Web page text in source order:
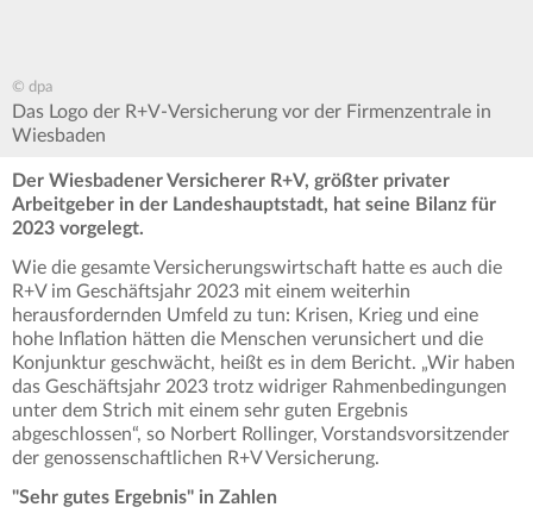
© dpa
Das Logo der R+V-Versicherung vor der Firmenzentrale in
Wiesbaden
Der Wiesbadener Versicherer R+V, größter privater
Arbeitgeber in der Landeshauptstadt, hat seine Bilanz für
2023 vorgelegt.
Wie die gesamte Versicherungswirtschaft hatte es auch die
R+V im Geschäftsjahr 2023 mit einem weiterhin
herausfordernden Umfeld zu tun: Krisen, Krieg und eine
hohe Inflation hätten die Menschen verunsichert und die
Konjunktur geschwächt, heißt es in dem Bericht. „Wir haben
das Geschäftsjahr 2023 trotz widriger Rahmenbedingungen
unter dem Strich mit einem sehr guten Ergebnis
abgeschlossen“, so Norbert Rollinger, Vorstandsvorsitzender
der genossenschaftlichen R+V Versicherung.
"Sehr gutes Ergebnis" in Zahlen